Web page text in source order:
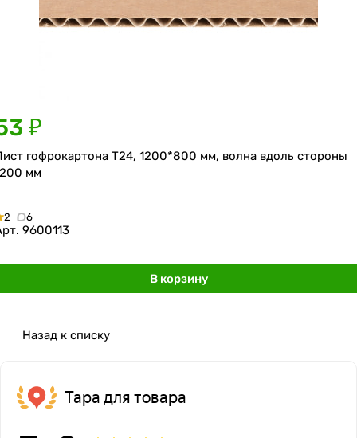
₽
гофрокартона Т24, 1200*800 мм, волна вдоль стороны
мм
2 6
9600113
В корзину
Назад к списку
Тара для товара